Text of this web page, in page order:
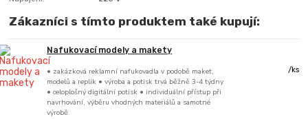
Zákazníci s tímto produktem také kupují:
Nafukovací modely a makety
• zakázková reklamní nafukovadla v podobě maket,
modelů a replik • výroba a potisk trvá běžně 3-4 týdny
• celoplošný digitální potisk • individuální přístup při
navrhování, výběru vhodných materiálů a samotné
výrobě
/ks